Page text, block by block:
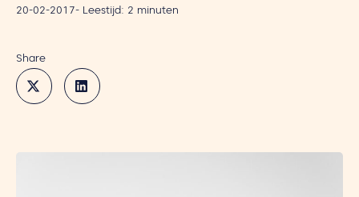
Share
20-02-2017 - Leestijd: 2 minuten